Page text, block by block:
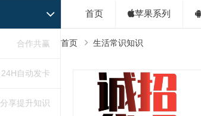
合作共赢
24H自动发卡
分享提升知识
首页 苹果系列
首页 生活常识知识